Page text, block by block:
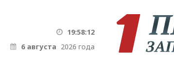
19:58:13
6 августа 2026 года